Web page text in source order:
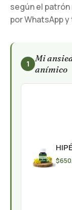
según el
por WhatsApp
1
Mi
anímico
$